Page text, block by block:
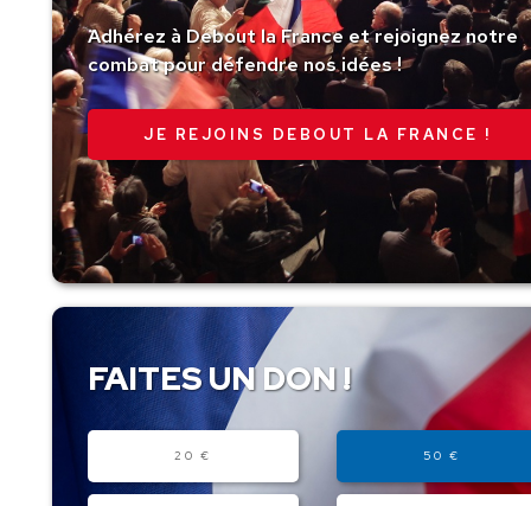
Adhérez à Debout la France et rejoignez notre
combat pour défendre nos idées !
JE REJOINS DEBOUT LA FRANCE !
FAITES UN DON !
20 € 50 €